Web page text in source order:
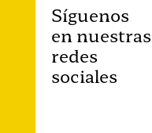
Síguenos
en nuestras
redes
sociales